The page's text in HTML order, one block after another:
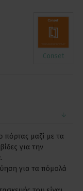
Conset
πόρτας μαζί με τα
για την
για τα πόμολά